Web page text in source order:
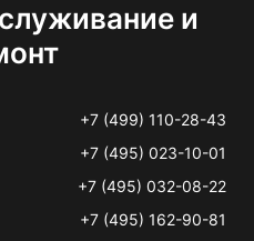
и
+7 (499) 110-28-43
+7 (495) 023-10-01
+7 (495) 032-08-22
+7 (495) 162-90-81